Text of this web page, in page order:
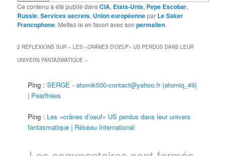
Ce contenu a été publié dansCIA, Etats-Unis, Pepe Escobar,
Russie,Services secrets, Union européennepar Le Saker
Francophone. Mettez-le en favori avec sonpermalien.
2 RÉFLEXIONS SUR «LES «CRÂNES D’OEUF» US PERDUS DANS LEUR
UNIVERS FANTASMATIQUE »
Ping :SERGE - atomik500-contact@yahoo.fr (atomiq_49)
| Pearltrees
Ping : Les «crânes d’oeuf» US perdus dans leur univers
fantasmatique | Réseau International